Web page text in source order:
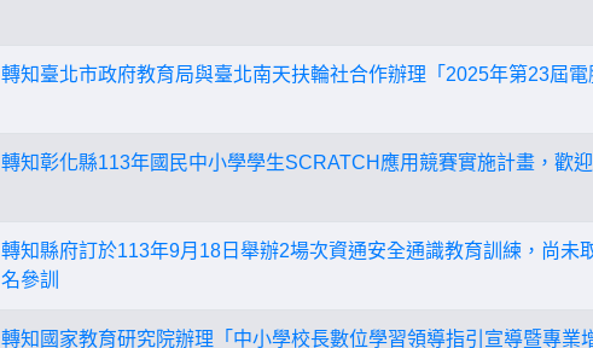
轉知臺北市政府教育局與臺北南天扶輪社合作辦理「2025年第23屆電
轉知彰化縣113年國民中小學學生SCRATCH應用競賽實施計畫，歡
轉知縣府訂於113年9月18日舉辦2場次資通安全通識教育訓練，尚未
名參訓
轉知國家教育研究院辦理「中小學校長數位學習領導指引宣導暨專業